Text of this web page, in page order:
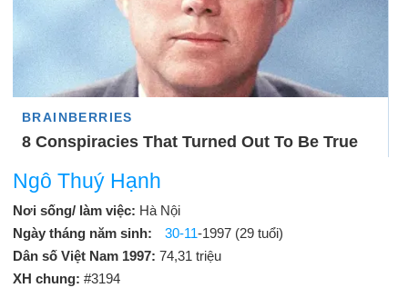
Ngô Thuý Hạnh
Nơi sống/ làm việc: Hà Nội
Ngày tháng năm sinh:
30-11-1997 (29 tuổi)
Dân số Việt Nam 1997: 74,31 triệu
XH chung: #3194